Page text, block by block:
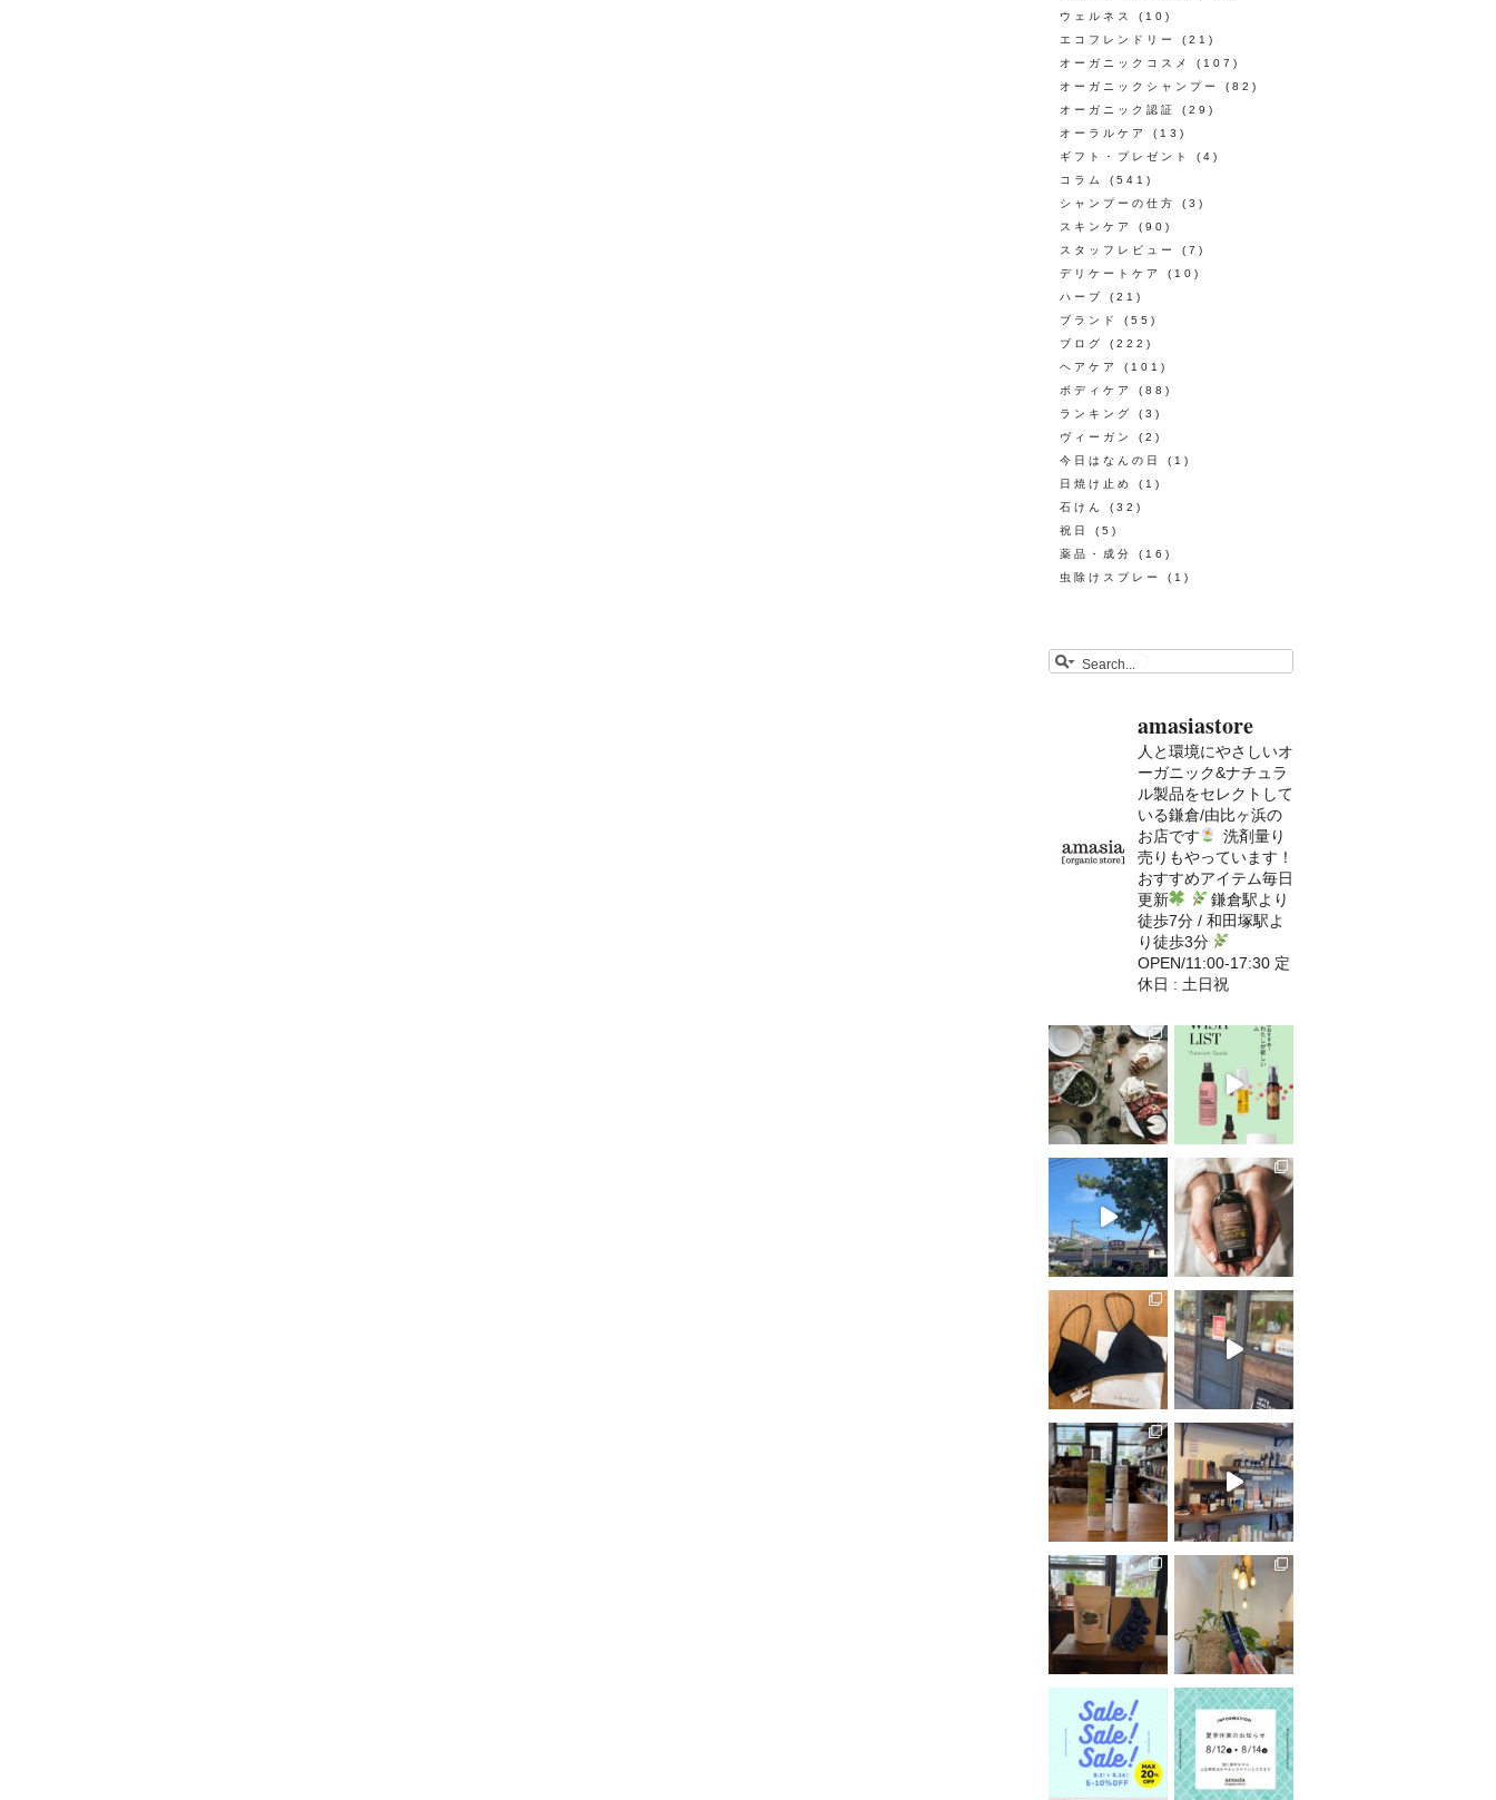
ウェルネス
(10)
エコフレンドリー
(21)
オーガニックコスメ
(107)
オーガニックシャンプー
(82)
オーガニック認証
(29)
オーラルケア
(13)
ギフト・プレゼント
(4)
コラム
(541)
シャンプーの仕方
(3)
スキンケア
(90)
スタッフレビュー
(7)
デリケートケア
(10)
ハーブ
(21)
ブランド
(55)
ブログ
(222)
ヘアケア
(101)
ボディケア
(88)
ランキング
(3)
ヴィーガン
(2)
今日はなんの日
(1)
日焼け止め
(1)
石けん
(32)
祝日
(5)
薬品・成分
(16)
虫除けスプレー
(1)
amasiastore
人と環境にやさしいオ
ーガニック&ナチュラ
ル製品をセレクトして
いる鎌倉/由比ヶ浜の
お店です
洗剤量り
売りもやっています！
おすすめアイテム毎日
更新
鎌倉駅より
徒歩7分 / 和田塚駅よ
り徒歩3分
OPEN/11:00-17:30 定
休日 : 土日祝